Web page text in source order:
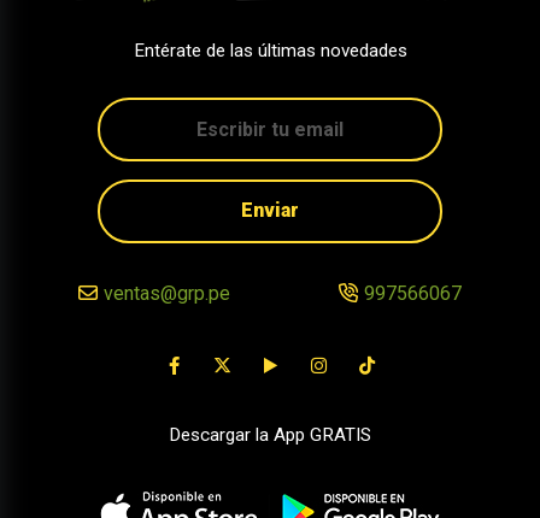
Entérate de las últimas novedades
Enviar
ventas@grp.pe 997566067
Descargar la App GRATIS